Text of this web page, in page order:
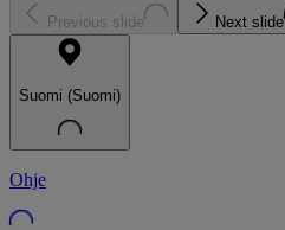
Previous slide Next slide
Suomi (Suomi)
Ohje